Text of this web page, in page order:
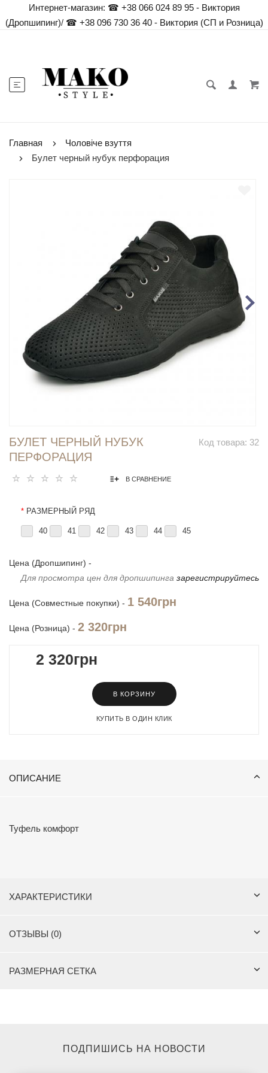
Интернет-магазин: ☎ +38 066 024 89 95 - Виктория
(Дропшипинг)/☎ +38 096 730 36 40 - Виктория (СП и Розница)
Главная
Чоловіче взуття
Булет черный нубук перфорация
Код товара: 32
БУЛЕТ ЧЕРНЫЙ НУБУК
ПЕРФОРАЦИЯ
В СРАВНЕНИЕ
* РАЗМЕРНЫЙ РЯД
40 41 42 43 44 45
Цена (Дропшипинг) -
Для просмотра цен для дропшипинга зарегистрируйтесь
Цена (Совместные покупки) - 1 540грн
Цена (Розница) - 2 320грн
2 320грн
В КОРЗИНУ
КУПИТЬ В ОДИН КЛИК
ОПИСАНИЕ
Туфель комфорт
ХАРАКТЕРИСТИКИ
ОТЗЫВЫ (0)
РАЗМЕРНАЯ СЕТКА
ПОДПИШИСЬ НА НОВОСТИ